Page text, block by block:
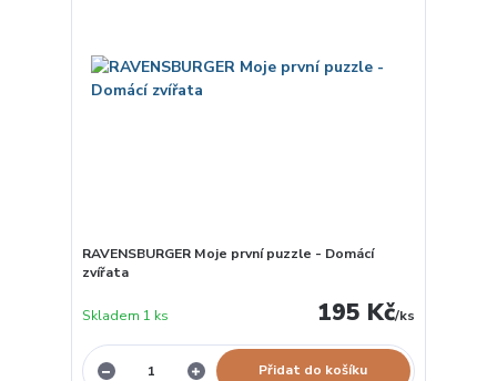
RAVENSBURGER Moje první puzzle - Domácí
zvířata
195 Kč/ks
Skladem 1 ks
Přidat do košíku